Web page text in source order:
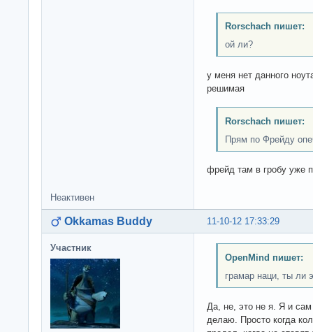
Rorschach пишет:
ой ли?
у меня нет данного
решимая
Rorschach пишет:
Прям по Фрейду
фрейд там в гробу уже
Неактивен
11-10-12 17:33:29
Okkamas Buddy
Участник
OpenMind пишет:
грамар наци, ты ли
Да, не, это не я. Я и сам
делаю. Просто когда